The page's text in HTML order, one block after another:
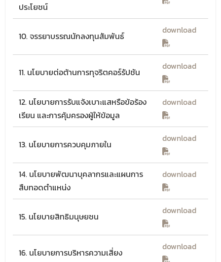
ประโยชน์
10. จรรยาบรรณนักลงทุนสัมพันธ์
download
11. นโยบายต่อต้านการทุจริตคอร์รัปชัน
download
12. นโยบายการรับแจ้งเบาะแสหรือข้อร้อง
เรียน และการคุ้มครองผู้ให้ข้อมูล
download
13. นโยบายการควบคุมภายใน
download
14. นโยบายพัฒนาบุคลากรและแผนการ
สืบทอดตำแหน่ง
download
15. นโยบายสิทธิมนุษยชน
download
16. นโยบายการบริหารความเสี่ยง
download